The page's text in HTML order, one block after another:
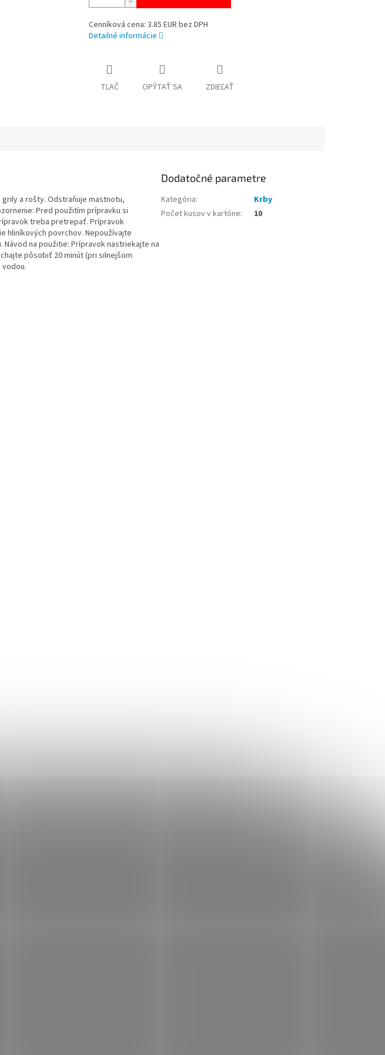
Cenníková cena: 3.85 EUR bez DPH
Detailné informácie
TLAČ OPÝTAŤ SA ZDIEĽAŤ
a rošty. Odstraňuje mastnotu,
Pred použitím prípravku si
treba pretrepať. Prípravok
hliníkových povrchov. Nepoužívajte
na použitie: Prípravok nastriekajte na
pôsobiť 20 minút (pri silnejšom
Dodatočné parametre
Kategória:
Krby
Počet kusov v kartóne: 10